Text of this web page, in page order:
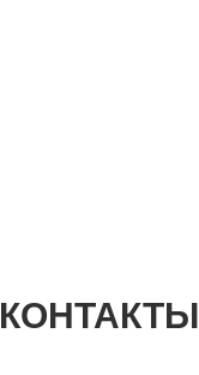
КОНТАКТЫ